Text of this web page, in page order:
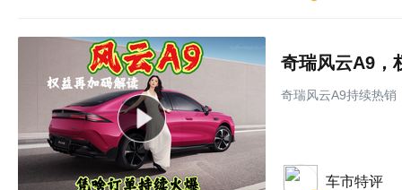
奇瑞风云A9，
奇瑞风云A9持续热销
车市特评